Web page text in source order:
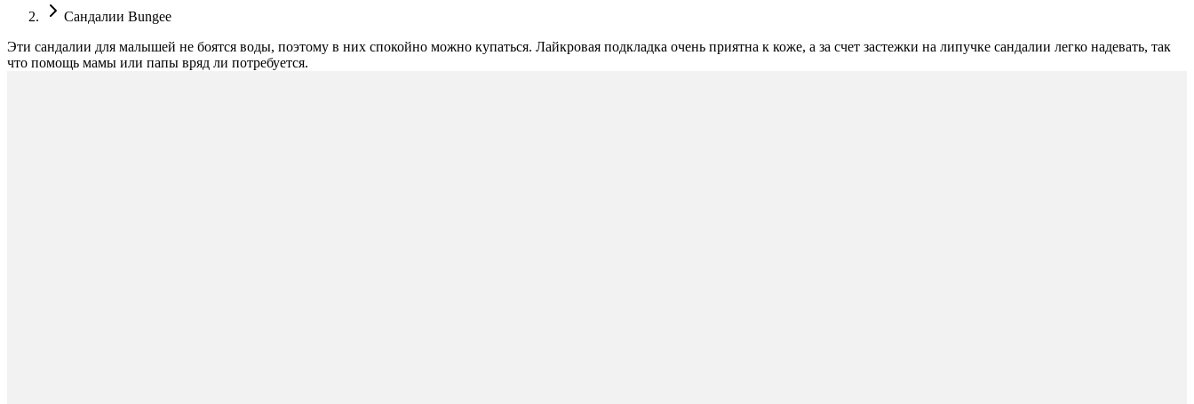
Сандалии Bungee
Эти сандалии для малышей не боятся воды, поэтому в них спокойно можно купаться. Лайкровая подкладка очень приятна к коже, а за счет застежки на липучке сандалии легко надевать, так
что помощь мамы или папы вряд ли потребуется.